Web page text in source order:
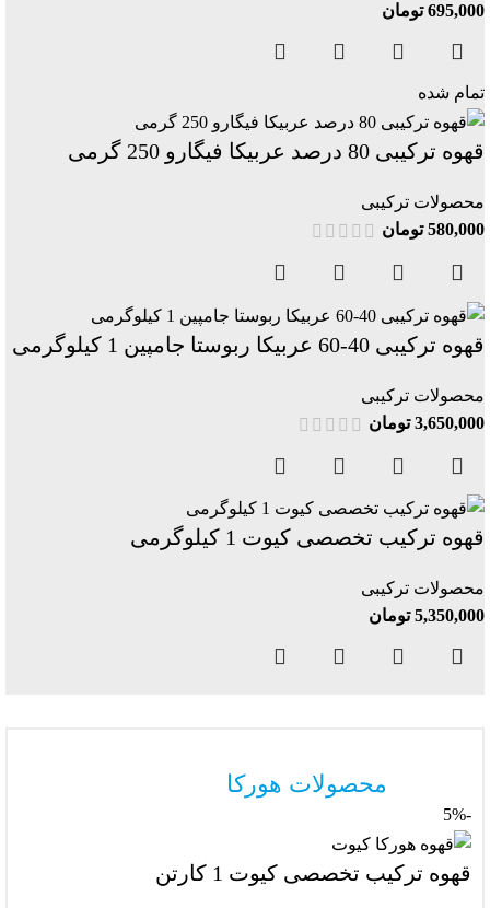
695,000 تومان
تمام شده
قهوه ترکیبی 80 درصد عربیکا فیگارو 250 گرمی
محصولات ترکیبی
580,000 تومان
قهوه ترکیبی 40-60 عربیکا ربوستا جامپین 1 کیلوگرمی
محصولات ترکیبی
3,650,000 تومان
قهوه ترکیب تخصصی کیوت 1 کیلوگرمی
محصولات ترکیبی
5,350,000 تومان
محصولات هورکا
-5%
قهوه ترکیب تخصصی کیوت 1 کارتن